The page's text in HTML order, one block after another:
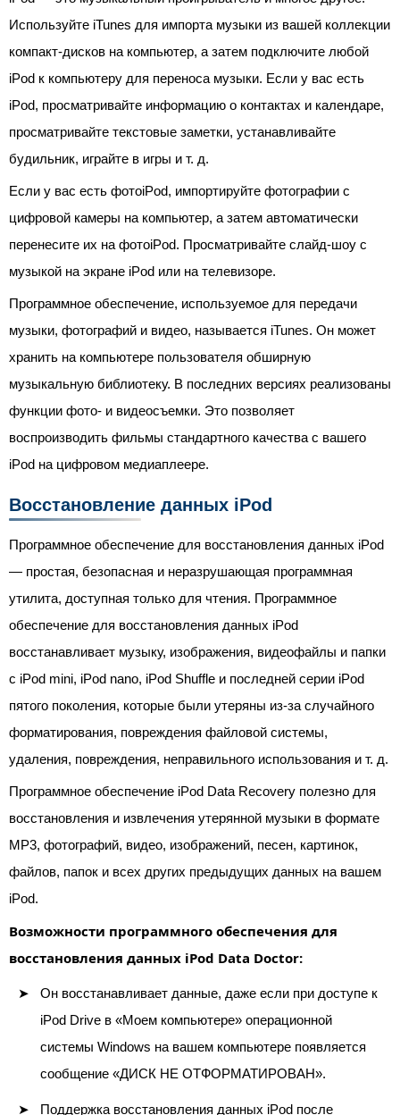
Используйте iTunes для импорта музыки из вашей коллекции
компакт-дисков на компьютер, а затем подключите любой
iPod к компьютеру для переноса музыки. Если у вас есть
iPod, просматривайте информацию о контактах и ​​календаре,
просматривайте текстовые заметки, устанавливайте
будильник, играйте в игры и т. д.
Если у вас есть фотоiPod, импортируйте фотографии с
цифровой камеры на компьютер, а затем автоматически
перенесите их на фотоiPod. Просматривайте слайд-шоу с
музыкой на экране iPod или на телевизоре.
Программное обеспечение, используемое для передачи
музыки, фотографий и видео, называется iTunes. Он может
хранить на компьютере пользователя обширную
музыкальную библиотеку. В последних версиях реализованы
функции фото- и видеосъемки. Это позволяет
воспроизводить фильмы стандартного качества с вашего
iPod на цифровом медиаплеере.
Восстановление данных iPod
Программное обеспечение для восстановления данных iPod
— простая, безопасная и неразрушающая программная
утилита, доступная только для чтения. Программное
обеспечение для восстановления данных iPod
восстанавливает музыку, изображения, видеофайлы и папки
с iPod mini, iPod nano, iPod Shuffle и последней серии iPod
пятого поколения, которые были утеряны из-за случайного
форматирования, повреждения файловой системы,
удаления, повреждения, неправильного использования и т. д.
Программное обеспечение iPod Data Recovery полезно для
восстановления и извлечения утерянной музыки в формате
MP3, фотографий, видео, изображений, песен, картинок,
файлов, папок и всех других предыдущих данных на вашем
iPod.
Возможности программного обеспечения для
восстановления данных iPod Data Doctor:
Он восстанавливает данные, даже если при доступе к
iPod Drive в «Моем компьютере» операционной
системы Windows на вашем компьютере появляется
сообщение «ДИСК НЕ ОТФОРМАТИРОВАН».
Поддержка восстановления данных iPod после